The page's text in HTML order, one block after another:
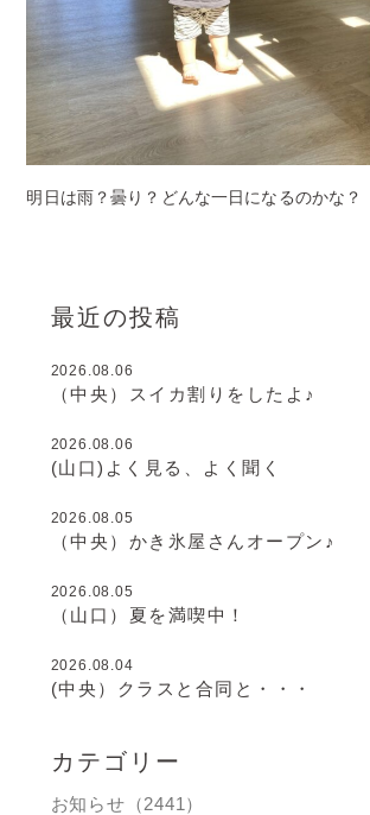
明日は雨？曇り？どんな一日になるのかな？
最近の投稿
2026.08.06
（中央）スイカ割りをしたよ♪
2026.08.06
(山口)よく見る、よく聞く
2026.08.05
（中央）かき氷屋さんオープン♪
2026.08.05
（山口）夏を満喫中！
2026.08.04
(中央）クラスと合同と・・・
カテゴリー
お知らせ（2441）